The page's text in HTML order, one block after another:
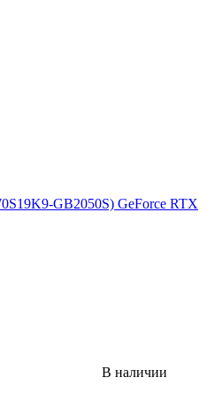
В наличии